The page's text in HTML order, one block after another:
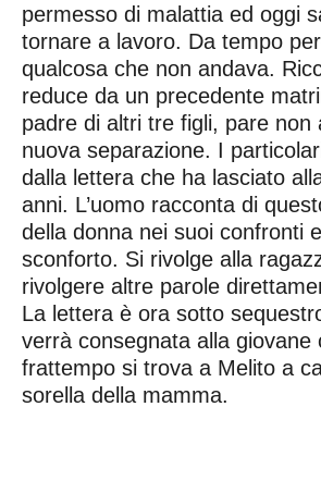
permesso di malattia ed oggi
tornare a lavoro. Da tempo
qualcosa che non andava.
reduce da un precedente
padre di altri tre figli, pare non
nuova separazione. I
dalla lettera che ha lasciato
anni. L’uomo racconta di
della donna nei suoi confronti
sconforto. Si rivolge alla
rivolgere altre parole
La lettera è ora sotto
verrà consegnata alla giovane
frattempo si trova a Melito a
sorella della mamma.